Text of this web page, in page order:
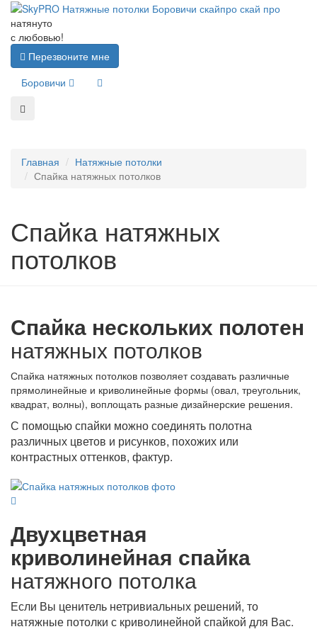
натянуто
с любовью!
Перезвоните мне
Боровичи
Главная
Натяжные потолки
Спайка натяжных потолков
Спайка натяжных
потолков
Спайка нескольких полотен
натяжных потолков
Спайка натяжных потолков позволяет создавать различные
прямолинейные и криволинейные формы (овал, треугольник,
квадрат, волны), воплощать разные дизайнерские решения.
С помощью спайки можно соединять полотна
различных цветов и рисунков, похожих или
контрастных оттенков, фактур.
Двухцветная
криволинейная спайка
натяжного потолка
Если Вы ценитель нетривиальных решений, то
натяжные потолки с криволинейной спайкой для Вас.